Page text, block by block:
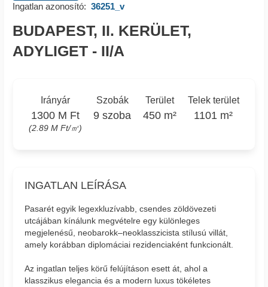
Ingatlan azonosító: 36251_v
BUDAPEST, II. KERÜLET,
ADYLIGET - II/A
Irányár
1300 M Ft
(2.89 M Ft/㎡)
Szobák
9 szoba
Terület
450 m²
Telek terület
1101 m²
INGATLAN LEÍRÁSA
Pasarét egyik legexkluzívabb, csendes zöldövezeti
utcájában kínálunk megvételre egy különleges
megjelenésű, neobarokk–neoklasszicista stílusú villát,
amely korábban diplomáciai rezidenciaként funkcionált.
Az ingatlan teljes körű felújításon esett át, ahol a
klasszikus elegancia és a modern luxus tökéletes